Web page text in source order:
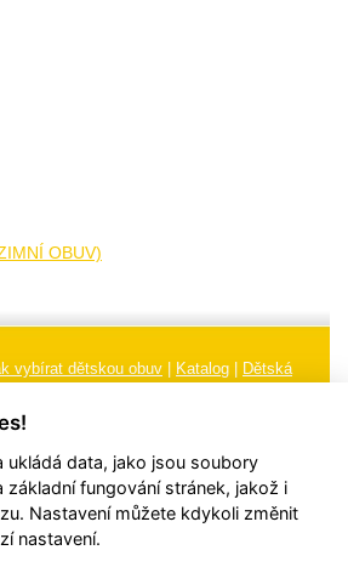
OBUV)
vybírat dětskou obuv Katalog
Dětská
k reklamaci Nastavení cookies
práva vyhrazena | Web vytvořil
ukládá data, jako jsou soubory
základní fungování stránek, jakož i
Nastavení můžete kdykoli změnit
nastavení.